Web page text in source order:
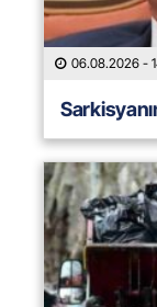
06.08.2026 -